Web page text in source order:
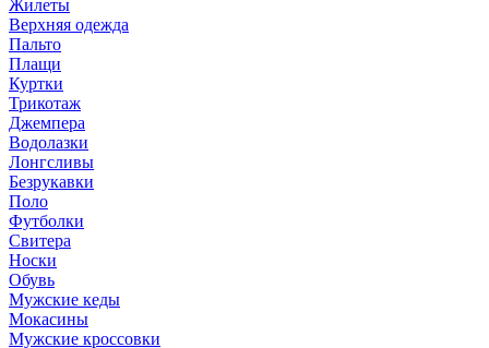
Жилеты
Верхняя одежда
Пальто
Плащи
Куртки
Трикотаж
Джемпера
Водолазки
Лонгсливы
Безрукавки
Поло
Футболки
Свитера
Носки
Обувь
Мужские кеды
Мокасины
Мужские кроссовки